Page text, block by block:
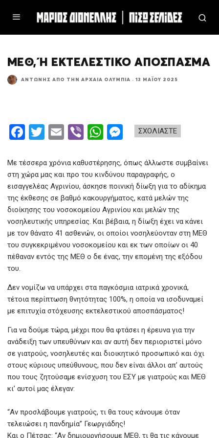
ΜΕΘ, Ή ΕΚΤΕΛΕΣΤΙΚΌ ΑΠΌΣΠΑΣΜΑ
ΑΝΤΏΝΗΣ ΑΠΌ ΤΗΝ ΑΡΧΑΊΑ ΟΛΥΜΠΊΑ · 13 ΜΑΪ́ΟΥ 2025
ΣΧΟΛΙΑΣΤΕ
F
ce
b
o
o
k
T
tt
er
E
ail
Vi
er
W
at
s
A
p
p
se
n
g
er
Με τέσσερα χρόνια καθυστέρησης, όπως άλλωστε συμβαίνει
στη χώρα μας και προ του κινδύνου παραγραφής, ο
εισαγγελέας Αγρινίου, άσκησε ποινική δίωξη για το αδίκημα
της έκθεσης σε βαθμό κακουργήματος, κατά μελών της
διοίκησης του νοσοκομείου Αγρινίου και μελών της
νοσηλευτικής υπηρεσίας. Και βέβαια, η δίωξη έχει να κάνει
με τον θάνατο 41 ασθενών, οι οποίοι νοσηλεύονταν στη ΜΕΘ
του συγκεκριμένου νοσοκομείου και εκ των οποίων οι 40
πέθαναν εντός της ΜΕΘ ο δε ένας, την επομένη της εξόδου
του.
Δεν νομίζω να υπάρχει στα παγκόσμια ιατρικά χρονικά,
τέτοια περίπτωση θνητότητας 100%, η οποία να ισοδυναμεί
με επιτυχία στόχευσης εκτελεστικού αποσπάσματος!
Για να δούμε τώρα, μέχρι που θα φτάσει η έρευνα για την
ανάδειξη των υπευθύνων και αν αυτή δεν περιοριστεί μόνο
σε γιατρούς, νοσηλευτές και διοικητικό προσωπικό και όχι
στους κύριους υπεύθυνους, που δεν είναι άλλοι απ’ αυτούς
που τους ζητούσαμε ενίσχυση του ΕΣΥ με γιατρούς και ΜΕΘ
κι’ αυτοί μας έλεγαν:
“Αν προσλάβουμε γιατρούς, τι θα τους κάνουμε όταν
τελειώσει η πανδημία” Γεωργιάδης!
Και ο Πέτσας: “Αν δημιουργήσουμε ΜΕΘ, τι θα τις κάνουμε